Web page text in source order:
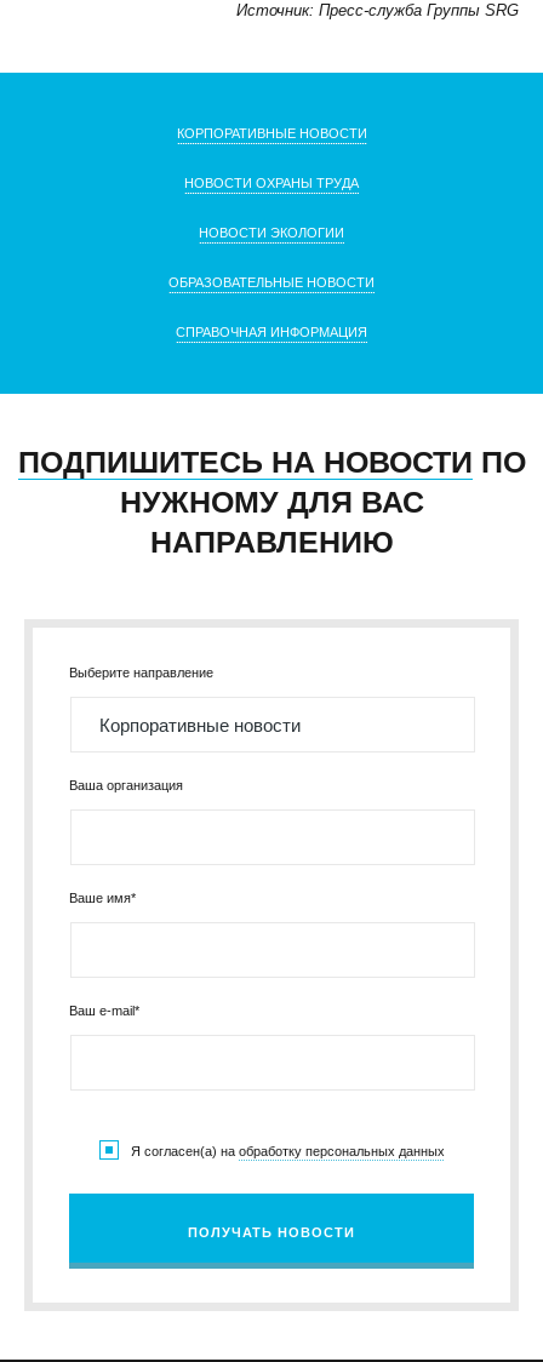
Источник: Пресс-служба Группы SRG
КОРПОРАТИВНЫЕ НОВОСТИ
НОВОСТИ ОХРАНЫ ТРУДА
НОВОСТИ ЭКОЛОГИИ
ОБРАЗОВАТЕЛЬНЫЕ НОВОСТИ
СПРАВОЧНАЯ ИНФОРМАЦИЯ
ПОДПИШИТЕСЬ НА НОВОСТИ ПО
НУЖНОМУ ДЛЯ ВАС
НАПРАВЛЕНИЮ
Выберите направление
Ваша организация
Ваше имя*
Ваш e-mail*
Я согласен(а) на обработку персональных данных
ПОЛУЧАТЬ НОВОСТИ